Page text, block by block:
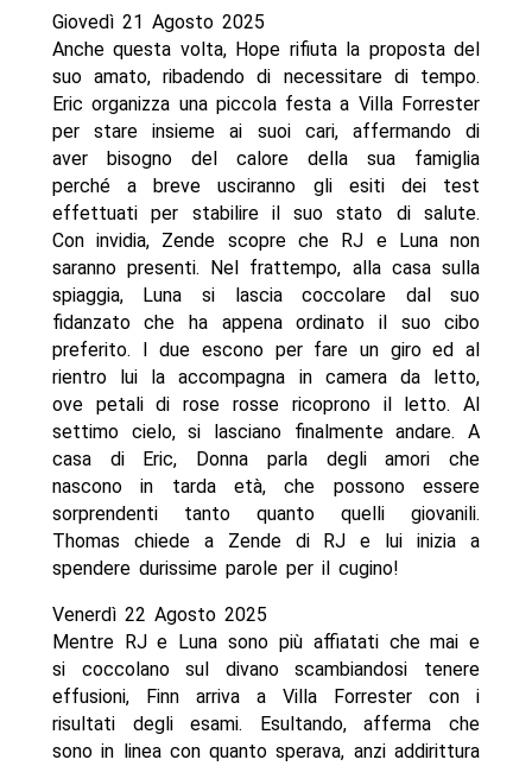
Giovedì 21 Agosto 2025
Anche questa volta, Hope rifiuta la proposta del
suo amato, ribadendo di necessitare di tempo.
Eric organizza una piccola festa a Villa Forrester
per stare insieme ai suoi cari, affermando di
aver bisogno del calore della sua famiglia
perché a breve usciranno gli esiti dei test
effettuati per stabilire il suo stato di salute.
Con invidia, Zende scopre che RJ e Luna non
saranno presenti. Nel frattempo, alla casa sulla
spiaggia, Luna si lascia coccolare dal suo
fidanzato che ha appena ordinato il suo cibo
preferito. I due escono per fare un giro ed al
rientro lui la accompagna in camera da letto,
ove petali di rose rosse ricoprono il letto. Al
settimo cielo, si lasciano finalmente andare. A
casa di Eric, Donna parla degli amori che
nascono in tarda età, che possono essere
sorprendenti tanto quanto quelli giovanili.
Thomas chiede a Zende di RJ e lui inizia a
spendere durissime parole per il cugino!
Venerdì 22 Agosto 2025
Mentre RJ e Luna sono più affiatati che mai e
si coccolano sul divano scambiandosi tenere
effusioni, Finn arriva a Villa Forrester con i
risultati degli esami. Esultando, afferma che
sono in linea con quanto sperava, anzi addirittura